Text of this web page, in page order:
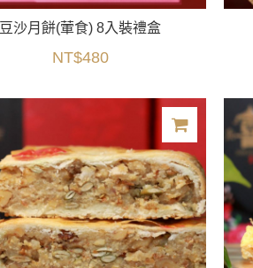
豆沙月餅(葷食) 8入裝禮盒
NT$480